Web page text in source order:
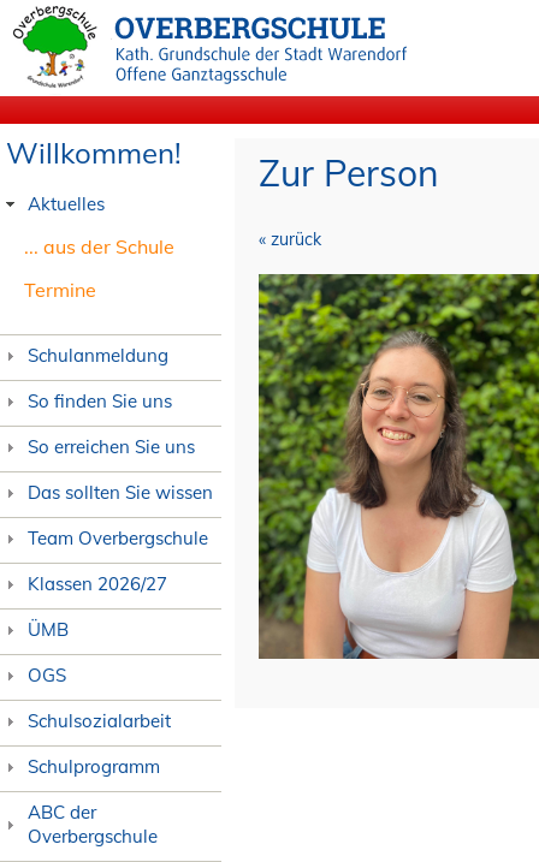
Willkommen!
Aktuelles
... aus der Schule
Termine
Schulanmeldung
So finden Sie uns
So erreichen Sie uns
Das sollten Sie wissen
Team Overbergschule
Klassen 2026/27
ÜMB
OGS
Schulsozialarbeit
Schulprogramm
ABC der
Overbergschule
Zur Person
« zurück